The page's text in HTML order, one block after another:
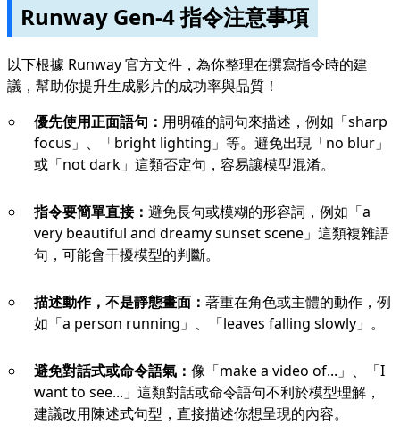
Runway Gen-4 指令注意事項
以下根據 Runway 官方文件，為你整理在撰寫指令時的建
議，幫助你提升生成影片的成功率與品質！
優先使用正面語句： 用明確的詞句來描述，例如「sharp
focus」、「bright lighting」等。避免出現「no blur」
或「not dark」這類否定句，容易讓模型混淆。
指令要簡單直接： 避免長句或模糊的形容詞，例如「a
very beautiful and dreamy sunset scene」這類複雜語
句，可能會干擾模型的判斷。
描述動作，不是靜態畫面： 著重在角色或主體的動作，例
如「a person running」、「leaves falling slowly」。
避免對話式或命令語氣： 像「make a video of...」、「I
want to see...」這類對話或命令語句不利於模型理解，
建議改用陳述式句型，直接描述你想呈現的內容。